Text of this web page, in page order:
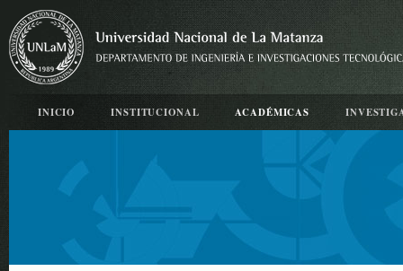
INICIO INSTITUCIONAL ACADÉMICAS